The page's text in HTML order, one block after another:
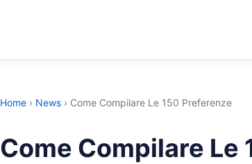
Home › News › Come Compilare Le 150 Preferenze
Come Compilare Le